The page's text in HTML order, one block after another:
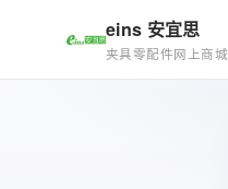
eins 安宜思
夹具零配件网上商城